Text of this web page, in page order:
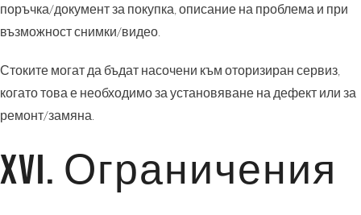
поръчка/документ за покупка, описание на проблема и при
възможност снимки/видео.
Стоките могат да бъдат насочени към оторизиран сервиз,
когато това е необходимо за установяване на дефект или за
ремонт/замяна.
XVI. Ограничения